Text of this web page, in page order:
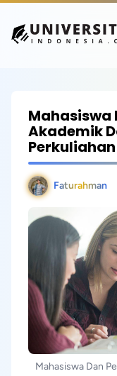
Mahasiswa
Akademik
Perkuliahan
Faturahman
Mahasiswa Dan